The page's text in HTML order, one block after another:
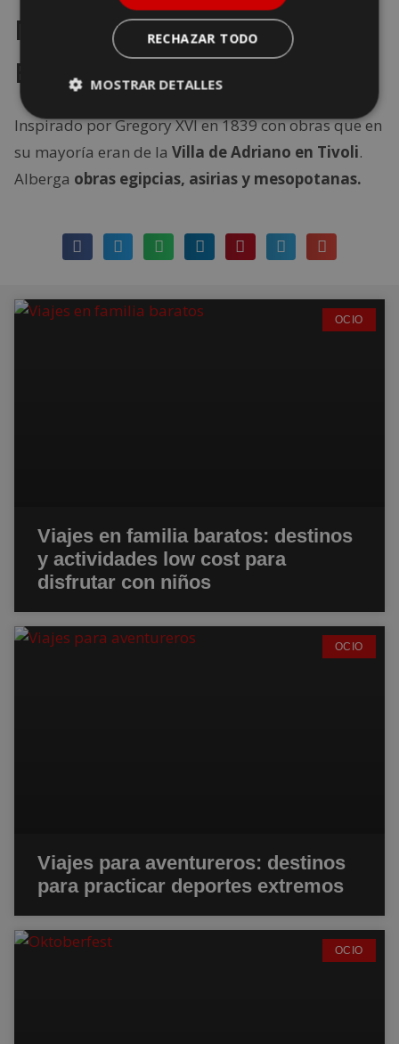
Museo Gregoriano y de
Egipto
Inspirado por Gregory XVI en 1839 con obras que en
su mayoría eran de la Villa de Adriano en Tivoli.
Alberga obras egipcias, asirias y mesopotanas.
OCIO
Viajes en familia baratos: destinos
y actividades low cost para
disfrutar con niños
OCIO
Viajes para aventureros: destinos
para practicar deportes extremos
OCIO
RECHAZAR TODO
MOSTRAR DETALLES